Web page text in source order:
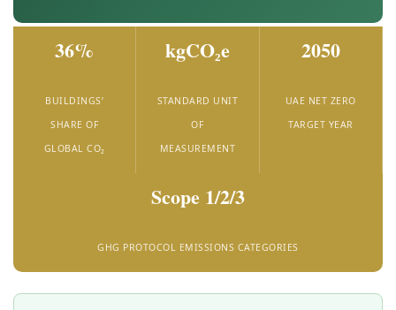
36%
BUILDINGS’
SHARE OF
GLOBAL CO₂
kgCO₂e
STANDARD UNIT
OF
MEASUREMENT
2050
UAE NET ZERO
TARGET YEAR
Scope 1/2/3
GHG PROTOCOL EMISSIONS CATEGORIES